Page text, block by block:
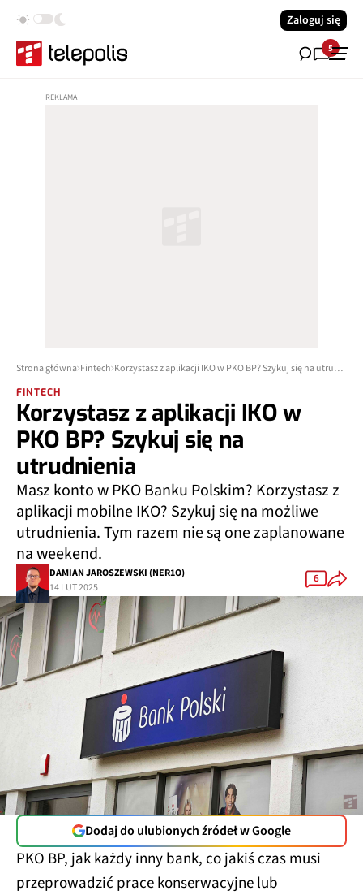
Zaloguj się
5
Strona główna Fintech Korzystasz z aplikacji IKO w PKO BP? Szykuj się na utrudnienia
FINTECH
Korzystasz z aplikacji IKO w
PKO BP? Szykuj się na
utrudnienia
Masz konto w PKO Banku Polskim? Korzystasz z
aplikacji mobilne IKO? Szykuj się na możliwe
utrudnienia. Tym razem nie są one zaplanowane
na weekend.
DAMIAN JAROSZEWSKI (NER1O)
14 LUT 2025
6
Dodaj do ulubionych źródeł w Google
PKO BP, jak każdy inny bank, co jakiś czas musi
przeprowadzić prace konserwacyjne lub